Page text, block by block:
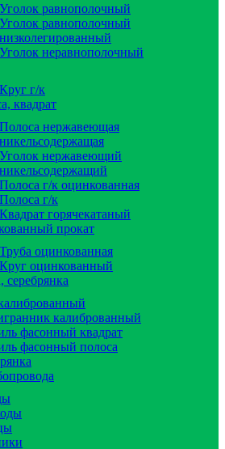
Уголок равнополочный
Уголок равнополочный
низколегированный
Уголок неравнополочный
Круг г/к
квадрат
Полоса нержавеющая
никельсодержащая
Уголок нержавеющий
никельсодержащий
Полоса г/к оцинкованная
Полоса г/к
Квадрат горячекатаный
прокат
Труба оцинкованная
Круг оцинкованный
серебрянка
калиброванный
фасонный квадрат
фасонный полоса